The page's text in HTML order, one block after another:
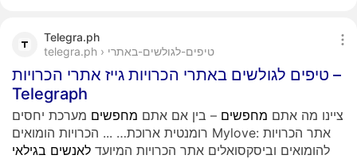
Telegra.ph
telegra.ph › טיפים-לגולשים-באתרי
טיפים לגולשים באתרי הכרויות גייז אתרי הכרויות –
Telegraph
ציינו מה אתם מחפשים – בין אם אתם מחפשים מערכת יחסים
רומנטית ארוכת… ... הכרויות הומואים Mylove: אתר הכרויות
להומואים וביסקסואלים אתר הכרויות המיועד לאנשים בגילאי